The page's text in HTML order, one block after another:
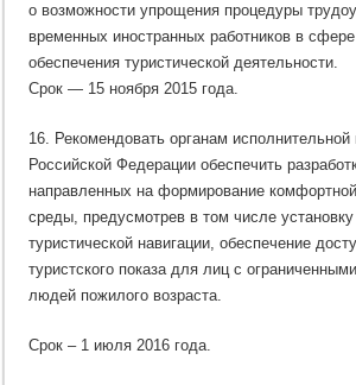
о возможности упрощения процедуры
временных иностранных работников в
обеспечения туристической деятельности.
Срок — 15 ноября 2015 года.
16. Рекомендовать органам исполнительной
Российской Федерации обеспечить
направленных на формирование
среды, предусмотрев в том числе
туристической навигации, обеспечение
туристского показа для лиц с
людей пожилого возраста.
Срок – 1 июля 2016 года.